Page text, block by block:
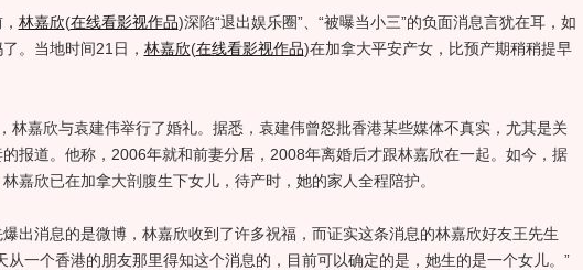
林嘉欣(在线看影视作品)深陷“退出娱乐圈”、“被曝当小三”的负面消息言犹在耳，如
。当地时间21日， 林嘉欣(在线看影视作品)在加拿大平安产女，比预产期稍稍提早
嘉欣与袁建伟举行了婚礼。据悉，袁建伟曾怒批香港某些媒体不真实，尤其是关
报道。他称，2006年就和前妻分居，2008年离婚后才跟林嘉欣在一起。如今，据
嘉欣已在加拿大剖腹生下女儿，待产时，她的家人全程陪护。
消息的是微博，林嘉欣收到了许多祝福，而证实这条消息的林嘉欣好友王先生
从一个香港的朋友那里得知这个消息的，目前可以确定的是，她生的是一个女儿。”